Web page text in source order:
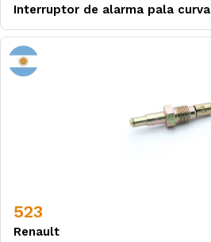
Interruptor de alarma pala curva
523
Renault